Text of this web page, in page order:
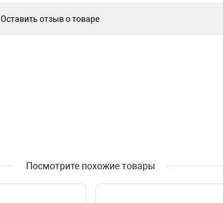
Оставить отзыв о товаре
Посмотрите похожие товары